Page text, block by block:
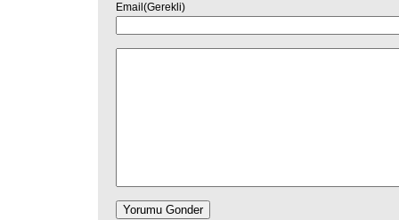
Email(Gerekli)